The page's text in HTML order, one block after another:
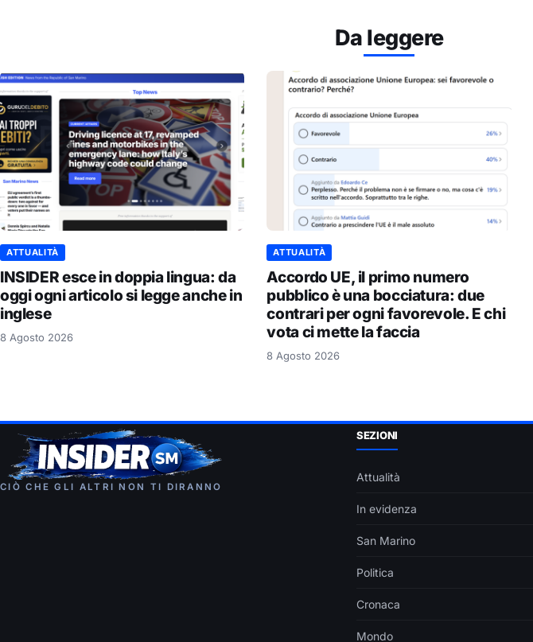
Da leggere
ATTUALITÀ
INSIDER esce in doppia lingua: da
oggi ogni articolo si legge anche in
inglese
8 Agosto 2026
ATTUALITÀ
Accordo UE, il primo numero
pubblico è una bocciatura: due
contrari per ogni favorevole. E chi
vota ci mette la faccia
8 Agosto 2026
CIÒ CHE GLI ALTRI NON TI DIRANNO
SEZIONI
Attualità
In evidenza
San Marino
Politica
Cronaca
Mondo